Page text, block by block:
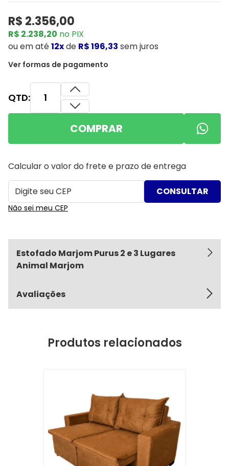
R$ 2.356,00
R$ 2.238,20 no PIX
ouem até12xde R$ 196,33 sem juros
Ver formas de pagamento
QTD:
COMPRAR
Calcular o valor do frete e prazo de entrega
Não sei meu CEP
Estofado Marjom Purus 2 e 3 Lugares
Animal Marjom
Avaliações
Produtos relacionados